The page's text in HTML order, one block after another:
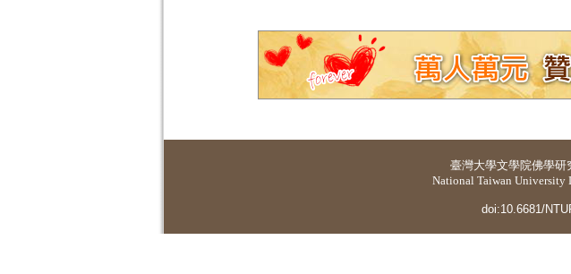
臺灣大學文學院佛學研
National Taiwan University
doi:10.6681/